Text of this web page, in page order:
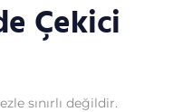
Çekici
sınırlı değildir.